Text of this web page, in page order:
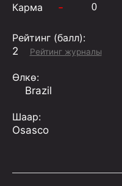
Карма -
Рейтинг (балл):
2
Рейтинг журналы
Өлкө:
Brazil
Шаар:
Osasco